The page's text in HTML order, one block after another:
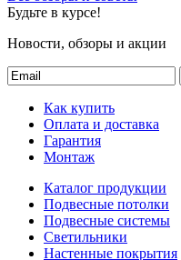
Будьте в курсе!
Новости, обзоры и акции
Как купить
Оплата и доставка
Гарантия
Монтаж
Каталог продукции
Подвесные потолки
Подвесные системы
Светильники
Настенные покрытия